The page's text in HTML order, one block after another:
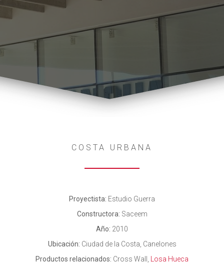
COSTA URBANA
Proyectista: Estudio Guerra
Constructora: Saceem
Año: 2010
Ubicación: Ciudad de la Costa, Canelones
Productos relacionados: Cross Wall, Losa Hueca